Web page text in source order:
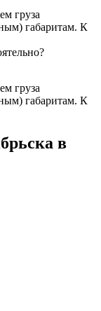
груза
габаритам. К
груза
габаритам. К
в